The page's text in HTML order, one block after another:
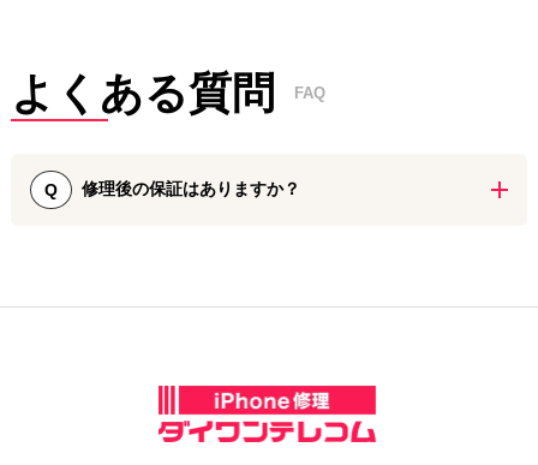
よくある質問 FAQ
Q 修理後の保証はありますか？